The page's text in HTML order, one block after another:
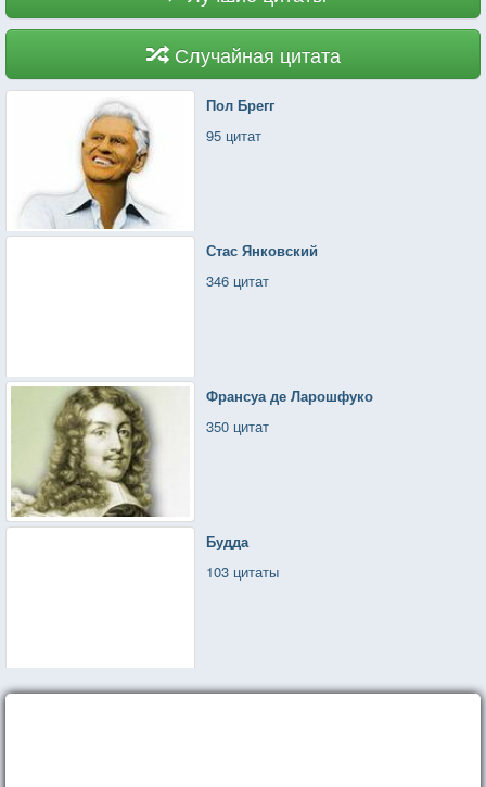
Случайная цитата
Пол Брегг
95 цитат
Стас Янковский
346 цитат
Франсуа де Ларошфуко
350 цитат
Будда
103 цитаты